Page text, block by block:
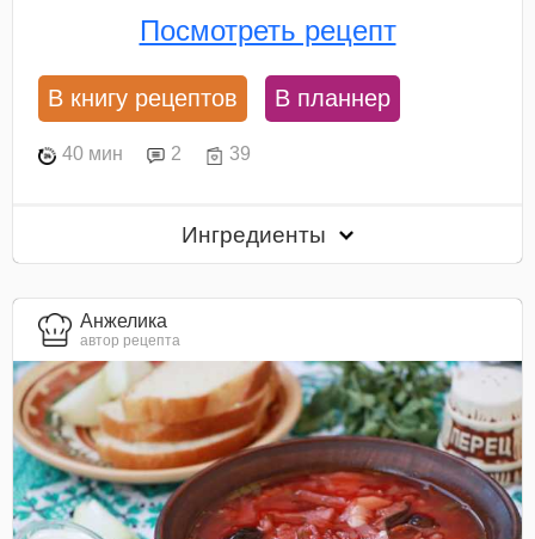
Посмотреть рецепт
В книгу рецептов В планнер
40 мин 2 39
Ингредиенты
Анжелика
автор рецепта